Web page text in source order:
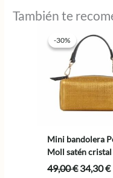
También te
-30%
-30%
Mini bandolera
Moll satén
49,00€El
34,30€El